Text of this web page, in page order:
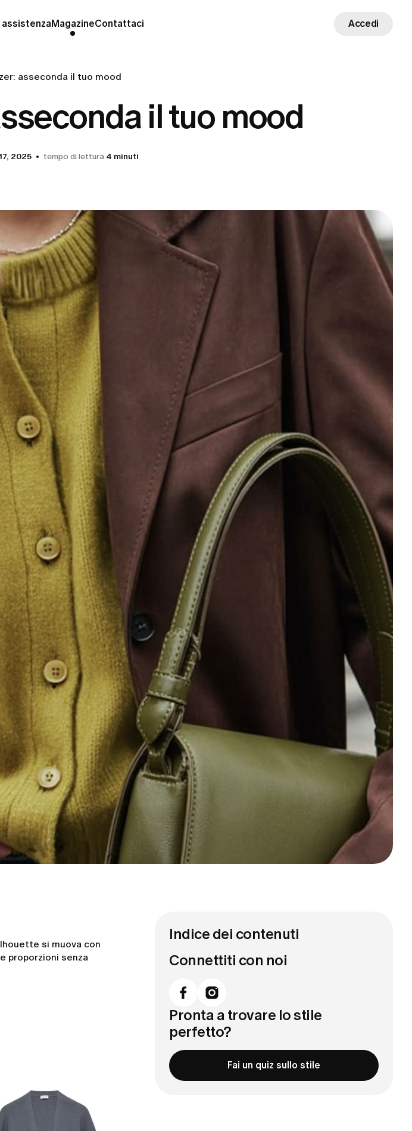
MagazineContattaci Accedi
asseconda il tuo mood
il tuo mood
2025 tempo di lettura 4 minuti
si muova con
proporzioni senza
Indice dei contenuti
Connettiti con noi
Pronta a trovare lo stile
perfetto?
Fai un quiz sullo stile